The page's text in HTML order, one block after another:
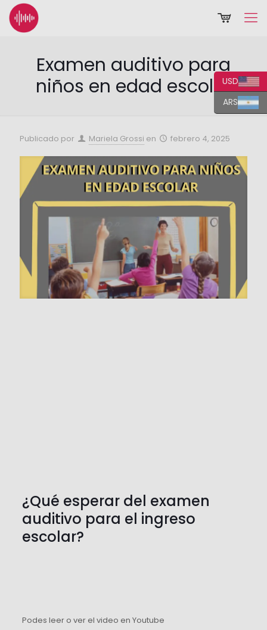
Examen auditivo para
niños en edad escolar
Publicado por Mariela Grossi en febrero 4, 2025
¿Qué esperar del examen
auditivo para el ingreso
escolar?
Podes leer o ver el video en Youtube
USD
ARS